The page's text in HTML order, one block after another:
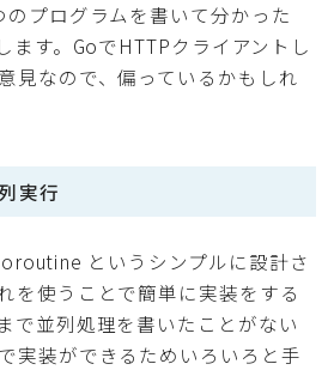
プログラムを書いて分かった
ます。GoでHTTPクライアントし
見なので、偏っているかもしれ
実行
というシンプルに設計さ
を使うことで簡単に実装をする
で並列処理を書いたことがない
実装ができるためいろいろと手